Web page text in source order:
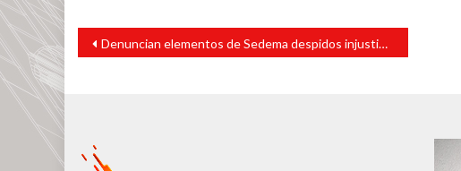
Navegación
entradas
Denuncian elementos de Sedema despidos injustificados y sin liquidación